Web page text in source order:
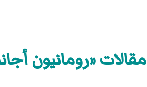
مقالات «رومانيون